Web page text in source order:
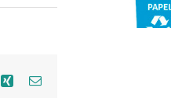
Xing Correo